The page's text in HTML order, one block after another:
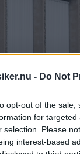
- Do Not
opt-out of the
for
selection. Please
interest-based